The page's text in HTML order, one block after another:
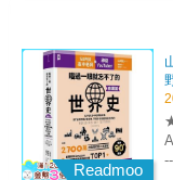
Readmoo